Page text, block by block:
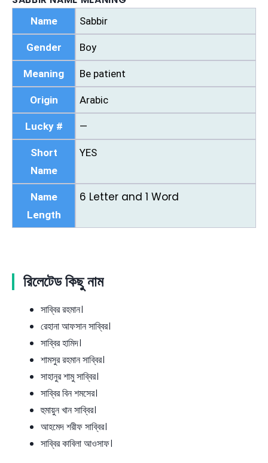
Name Sabbir
Gender Boy
Meaning Be patient
Origin Arabic
Lucky # —
Short
Name
YES
Name
Length
6 Letter and 1 Word
রিলেটেড কিছু নাম
সাব্বির রহমান।
রেহানা আফসান সাব্বির।
সাব্বির হামিদ।
শামসুর রহমান সাব্বির।
সাহানুর শামু সাব্বির।
সাব্বির বিন শমসের।
হুমায়ুন খান সাব্বির।
আহমেদ শরীফ সাব্বির।
সাব্বির কাবিলা আওসাফ।